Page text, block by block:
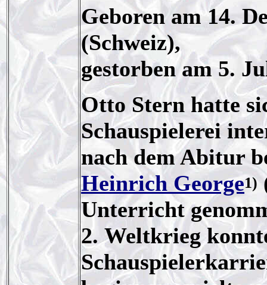
Geboren am 14.
(Schweiz),
gestorben am 5.
Otto Stern hatte
Schauspielerei
nach dem Abitur
Heinrich George1)
Unterricht
2. Weltkrieg